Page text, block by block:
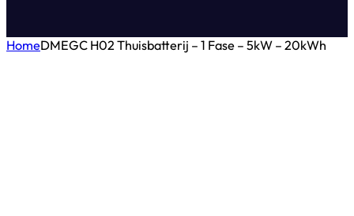
HomeDMEGC H02 Thuisbatterij – 1 Fase – 5kW – 20kWh